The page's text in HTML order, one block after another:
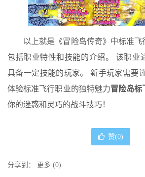
以上就是《冒险岛传奇》中标准飞
包括职业特性和技能的介绍。 该职业
具备一定技能的玩家。 新手玩家需要
体验标准飞行职业的独特魅力冒险岛标
你的迷惑和灵巧的战斗技巧！
赞(0)
分享到： 更多 (0)